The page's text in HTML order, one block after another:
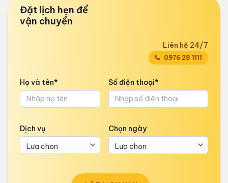
Đặt lịch hẹn để
vận chuyển
Liên hệ 24/7
0976 28 1111
Họ và tên* Số điện thoại*
Dịch vụ Chọn ngày